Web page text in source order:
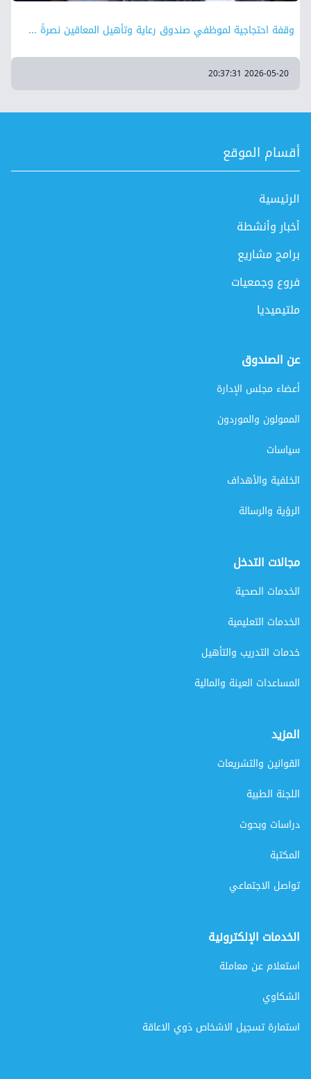
وقفة احتجاجية لموظفي صندوق رعاية وتأهيل المعاقين نصرةً ...
2026-05-20 20:37:31
أقسام الموقع
الرئيسية
أخبار وأنشطة
برامج مشاريع
فروع وجمعيات
ملتيميديا
عن الصندوق
أعضاء مجلس الإدارة
الممولون والموردون
سياسات
الخلفية والأهداف
الرؤية والرسالة
مجالات التدخل
الخدمات الصحية
الخدمات التعليمية
خدمات التدريب والتأهيل
المساعدات العينة والمالية
المزيد
القوانين والتشريعات
اللجنة الطبية
دراسات وبحوث
المكتبة
تواصل الاجتماعي
الخدمات الإلكترونية
استعلام عن معاملة
الشكاوي
استمارة تسجيل الاشخاص ذوي الاعاقة